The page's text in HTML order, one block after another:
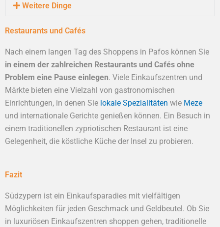
Weitere Dinge
Restaurants und Cafés
Nach einem langen Tag des Shoppens in Pafos können Sie
in einem der zahlreichen Restaurants und Cafés ohne
Problem eine Pause einlegen. Viele Einkaufszentren und
Märkte bieten eine Vielzahl von gastronomischen
Einrichtungen, in denen Sie lokale Spezialitäten wie Meze
und internationale Gerichte genießen können. Ein Besuch in
einem traditionellen zypriotischen Restaurant ist eine
Gelegenheit, die köstliche Küche der Insel zu probieren.
Fazit
Südzypern ist ein Einkaufsparadies mit vielfältigen
Möglichkeiten für jeden Geschmack und Geldbeutel. Ob Sie
in luxuriösen Einkaufszentren shoppen gehen, traditionelle